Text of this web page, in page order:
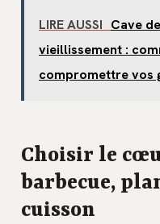
LIRE AUSSI Cave
vieillissement :
compromettre vos
Choisir le
barbecue,
cuisson